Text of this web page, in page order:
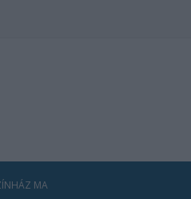
MA